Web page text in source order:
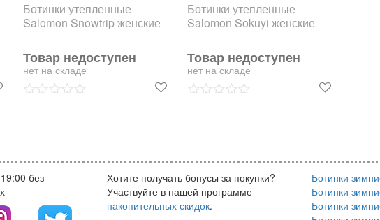
Ботинки утепленные
Salomon Snowtrip женские
Товар недоступен
нет на складе
Ботинки утепленные
Salomon Sokuyi женские
Товар недоступен
нет на складе
без
Хотите получать бонусы за покупки?
Участвуйте в нашей программе
накопительных скидок.
Ботинки
Ботинки
Ботинки